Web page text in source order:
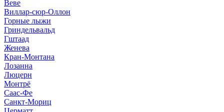
Веве
Виллар-сюр-Оллон
Горные лыжи
Гриндельвальд
Гштаад
Женева
Кран-Монтана
Лозанна
Люцерн
Монтрё
Саас-Фе
Санкт-Мориц